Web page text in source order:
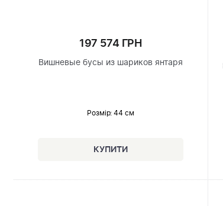
197 574 ГРН
Вишневые бусы из шариков янтаря
Розмір: 44 см